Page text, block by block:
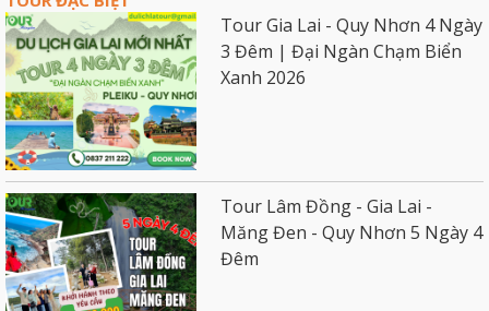
Tour Gia Lai - Quy Nhơn 4 Ngày
3 Đêm | Đại Ngàn Chạm Biển
Xanh 2026
Tour Lâm Đồng - Gia Lai -
Măng Đen - Quy Nhơn 5 Ngày 4
Đêm